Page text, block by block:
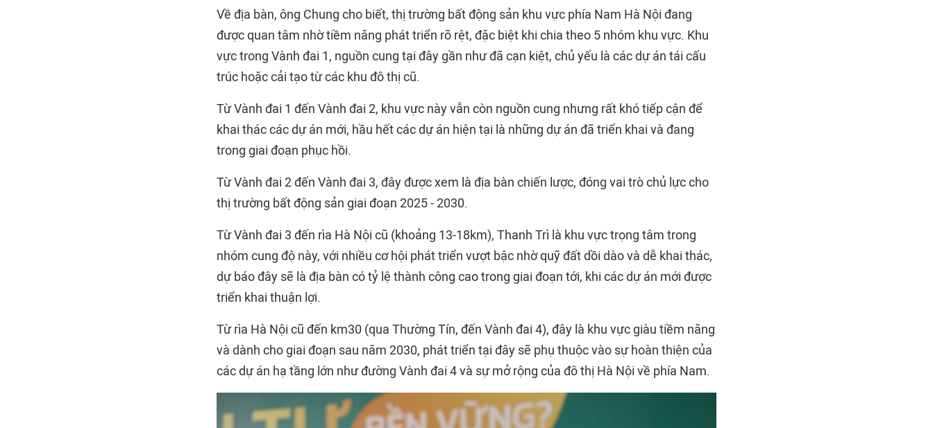
Về địa bàn, ông Chung cho biết, thị trường bất động sản khu vực phía Nam Hà Nội đang
được quan tâm nhờ tiềm năng phát triển rõ rệt, đặc biệt khi chia theo 5 nhóm khu vực. Khu
vực trong Vành đai 1, nguồn cung tại đây gần như đã cạn kiệt, chủ yếu là các dự án tái cấu
trúc hoặc cải tạo từ các khu đô thị cũ.
Từ Vành đai 1 đến Vành đai 2, khu vực này vẫn còn nguồn cung nhưng rất khó tiếp cận để
khai thác các dự án mới, hầu hết các dự án hiện tại là những dự án đã triển khai và đang
trong giai đoạn phục hồi.
Từ Vành đai 2 đến Vành đai 3, đây được xem là địa bàn chiến lược, đóng vai trò chủ lực cho
thị trường bất động sản giai đoạn 2025 - 2030.
Từ Vành đai 3 đến rìa Hà Nội cũ (khoảng 13-18km), Thanh Trì là khu vực trọng tâm trong
nhóm cung độ này, với nhiều cơ hội phát triển vượt bậc nhờ quỹ đất dồi dào và dễ khai thác,
dự báo đây sẽ là địa bàn có tỷ lệ thành công cao trong giai đoạn tới, khi các dự án mới được
triển khai thuận lợi.
Từ rìa Hà Nội cũ đến km30 (qua Thường Tín, đến Vành đai 4), đây là khu vực giàu tiềm năng
và dành cho giai đoạn sau năm 2030, phát triển tại đây sẽ phụ thuộc vào sự hoàn thiện của
các dự án hạ tầng lớn như đường Vành đai 4 và sự mở rộng của đô thị Hà Nội về phía Nam.